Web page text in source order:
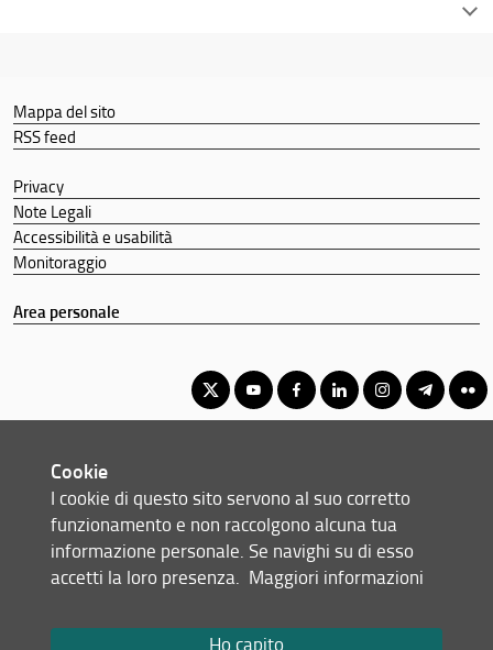
Mappa del sito
RSS feed
Privacy
Note Legali
Accessibilità e usabilità
Monitoraggio
Area personale
© Copyright 2012-2026 Università degli Studi di Firenze UNIFI
P.IVA/Cod.Fis 01279680480
Largo Brambilla, 3 - 50134 Firenze (FI)
Email:scuola(AT)sc-saluteumana.unifi.it
Cookie
I cookie di questo sito servono al suo corretto
funzionamento e non raccolgono alcuna tua
informazione personale. Se navighi su di esso
accetti la loro presenza. Maggiori informazioni
Ho capito